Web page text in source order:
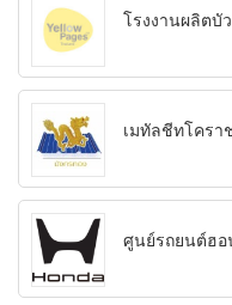
โรงงานผลิต
เมทัลชีทโคร
ศูนย์รถยนต์ฮอ